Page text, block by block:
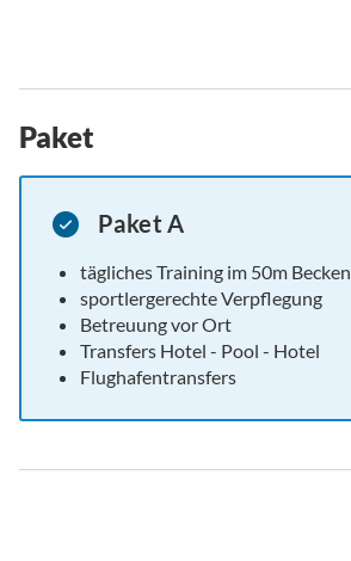
Paket
Paket A
tägliches Training im 50m Becken
sportlergerechte Verpflegung
Betreuung vor Ort
Transfers Hotel - Pool - Hotel
Flughafentransfers